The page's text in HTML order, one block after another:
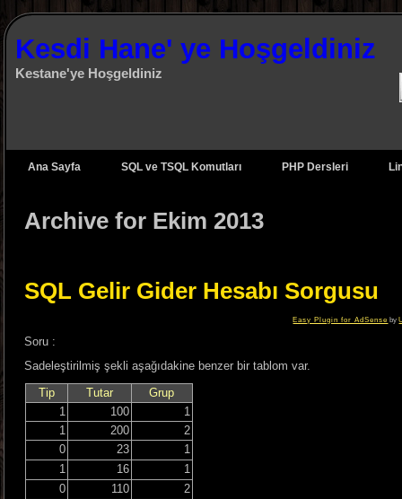
Kesdi Hane' ye Hoşgeldiniz
Kestane'ye Hoşgeldiniz
Ana Sayfa SQL ve TSQL Komutları PHP Dersleri
Archive for Ekim 2013
SQL Gelir Gider Hesabı Sorgusu
Easy Plugin for AdSense by
Soru :
Sadeleştirilmiş şekli aşağıdakine benzer bir tablom var.
Tip
Tutar
Grup
1
100
1
1
200
2
0
23
1
1
16
1
0
110 2